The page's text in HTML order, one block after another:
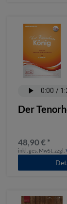
Der
48,90 € *
inkl. ges. MwSt. zzgl.